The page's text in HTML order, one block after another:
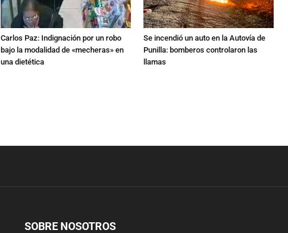
Carlos Paz: Indignación por un robo
bajo la modalidad de «mecheras» en
una dietética
Se incendió un auto en la Autovía de
Punilla: bomberos controlaron las
llamas
SOBRE NOSOTROS